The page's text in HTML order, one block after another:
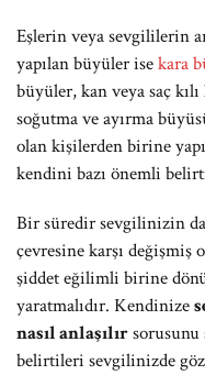
Eşlerin veya sevgililerin
yapılan büyüler isekara
büyüler, kan veya saç
soğutma ve ayırma
olan kişilerden birine
kendini bazı önemli
Bir süredir sevgilinizin
çevresine karşı
şiddet eğilimli birine
yaratmalıdır. Kendinize
nasıl anlaşılırsorusunu
belirtileri sevgilinizde